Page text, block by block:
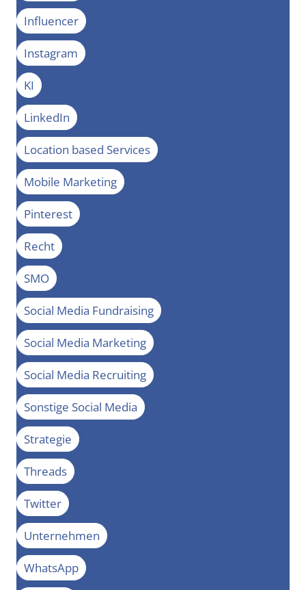
Influencer
Instagram
KI
LinkedIn
Location based Services
Mobile Marketing
Pinterest
Recht
SMO
Social Media Fundraising
Social Media Marketing
Social Media Recruiting
Sonstige Social Media
Strategie
Threads
Twitter
Unternehmen
WhatsApp